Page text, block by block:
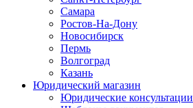
Самара
Ростов-На-Дону
Новосибирск
Пермь
Волгоград
Казань
Юридический магазин
Юридические консультации